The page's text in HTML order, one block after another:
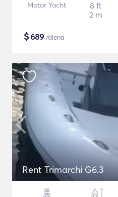
Motor Yacht
8 ft
2 m
$689 /diena
Rent Trimarchi G6.3